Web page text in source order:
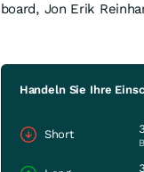
board, Jon Erik
Handeln Sie Ihre
Short